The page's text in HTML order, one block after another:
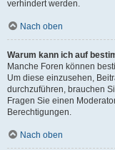
verhindert werden.
Nach oben
Warum kann ich auf
Manche Foren können
Um diese einzusehen,
durchzuführen, brauchen
Fragen Sie einen
Berechtigungen.
Nach oben